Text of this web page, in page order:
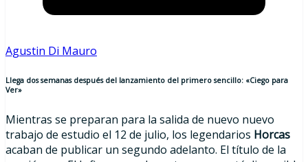
Agustin Di Mauro
Llega dos semanas después del lanzamiento del primero sencillo: «Ciego para
Ver»
Mientras se preparan para la salida de nuevo nuevo
trabajo de estudio el 12 de julio, los legendarios Horcas
acaban de publicar un segundo adelanto. El título de la